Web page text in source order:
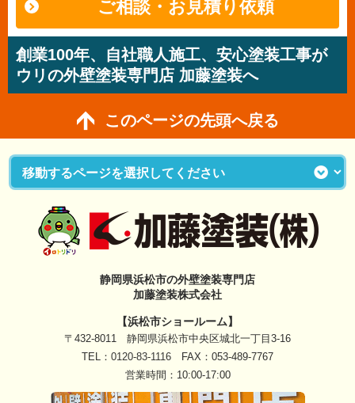
ご相談・お見積り依頼
創業100年、自社職人施工、安心塗装工事が
ウリの外壁塗装専門店 加藤塗装へ
このページの先頭へ戻る
静岡県浜松市の外壁塗装専門店
加藤塗装株式会社
【浜松市ショールーム】
〒432-8011 静岡県浜松市中央区城北一丁目3-16
TEL： 0120-83-1116 FAX：053-489-7767
営業時間：10:00-17:00